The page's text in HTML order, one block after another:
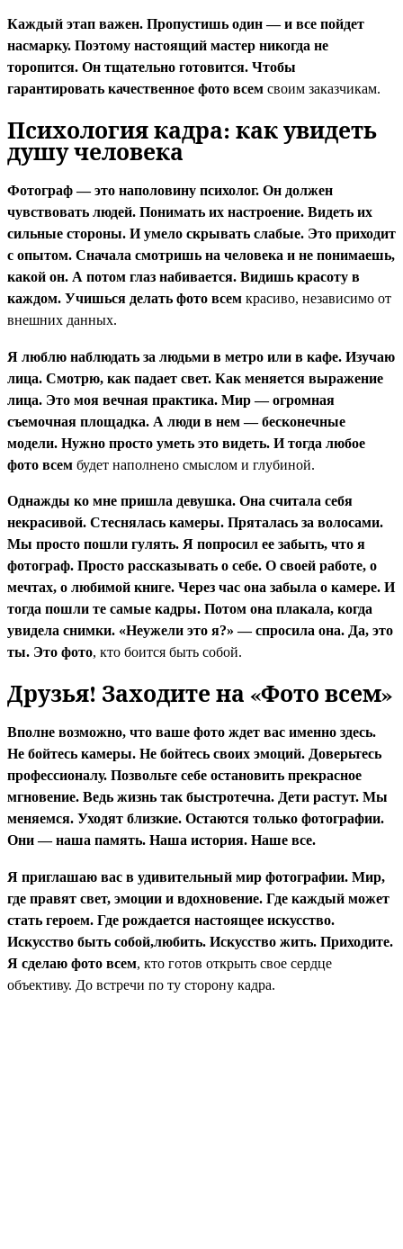
Каждый этап важен. Пропустишь один — и все пойдет
насмарку. Поэтому настоящий мастер никогда не
торопится. Он тщательно готовится. Чтобы
гарантировать качественное фото всем своим заказчикам.
Психология кадра: как увидеть
душу человека
Фотограф — это наполовину психолог. Он должен
чувствовать людей. Понимать их настроение. Видеть их
сильные стороны. И умело скрывать слабые. Это приходит
с опытом. Сначала смотришь на человека и не понимаешь,
какой он. А потом глаз набивается. Видишь красоту в
каждом. Учишься делать фото всем красиво, независимо от
внешних данных.
Я люблю наблюдать за людьми в метро или в кафе. Изучаю
лица. Смотрю, как падает свет. Как меняется выражение
лица. Это моя вечная практика. Мир — огромная
съемочная площадка. А люди в нем — бесконечные
модели. Нужно просто уметь это видеть. И тогда любое
фото всем будет наполнено смыслом и глубиной.
Однажды ко мне пришла девушка. Она считала себя
некрасивой. Стеснялась камеры. Пряталась за волосами.
Мы просто пошли гулять. Я попросил ее забыть, что я
фотограф. Просто рассказывать о себе. О своей работе, о
мечтах, о любимой книге. Через час она забыла о камере. И
тогда пошли те самые кадры. Потом она плакала, когда
увидела снимки. «Неужели это я?» — спросила она. Да, это
ты. Это фото, кто боится быть собой.
Друзья! Заходите на «Фото всем»
Вполне возможно, что ваше фото ждет вас именно здесь.
Не бойтесь камеры. Не бойтесь своих эмоций. Доверьтесь
профессионалу. Позвольте себе остановить прекрасное
мгновение. Ведь жизнь так быстротечна. Дети растут. Мы
меняемся. Уходят близкие. Остаются только фотографии.
Они — наша память. Наша история. Наше все.
Я приглашаю вас в удивительный мир фотографии. Мир,
где правят свет, эмоции и вдохновение. Где каждый может
стать героем. Где рождается настоящее искусство.
Искусство быть собой,любить. Искусство жить. Приходите.
Я сделаю фото всем, кто готов открыть свое сердце
объективу. До встречи по ту сторону кадра.